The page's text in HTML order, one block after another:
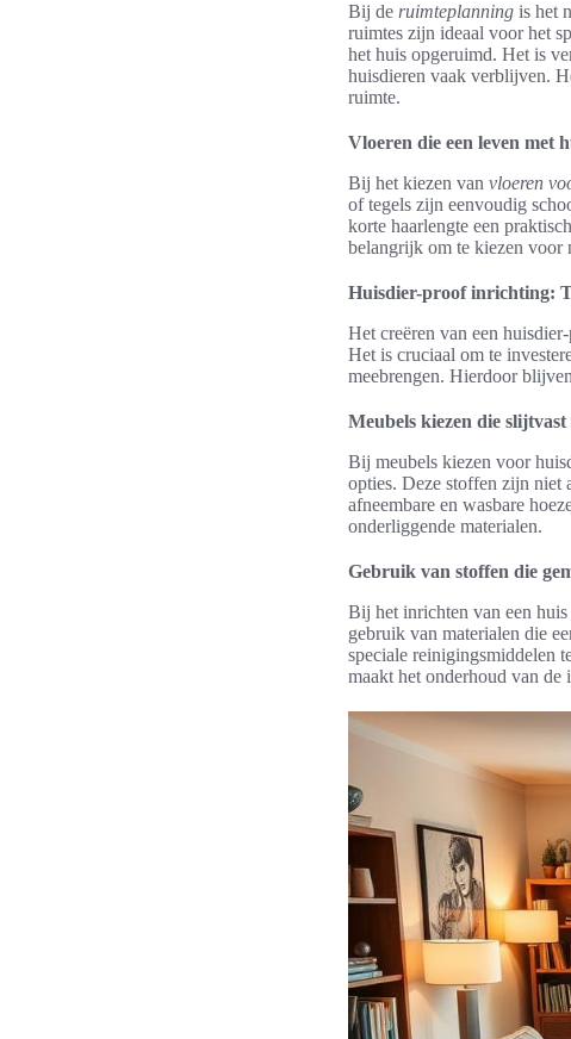
Bij de ruimteplanning is het
ruimtes zijn ideaal voor het
het huis opgeruimd. Het is
huisdieren vaak verblijven.
ruimte.
Vloeren die een leven met
Bij het kiezen van vloeren
of tegels zijn eenvoudig
korte haarlengte een
belangrijk om te kiezen voor
Huisdier-proof inrichting:
Het creëren van een
Het is cruciaal om te
meebrengen. Hierdoor
Meubels kiezen die
Bij meubels kiezen voor
opties. Deze stoffen zijn niet
afneembare en wasbare
onderliggende materialen.
Gebruik van stoffen die
Bij het inrichten van een
gebruik van materialen die
speciale reinigingsmiddelen
maakt het onderhoud van de